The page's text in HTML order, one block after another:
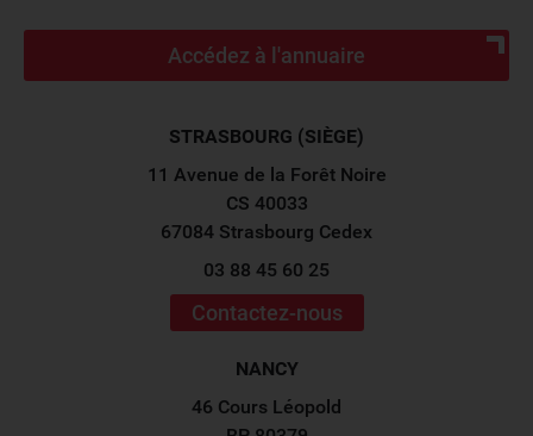
Accédez à l'annuaire
STRASBOURG (SIÈGE)
11 Avenue de la Forêt Noire
CS 40033
67084 Strasbourg Cedex
03 88 45 60 25
Contactez-nous
NANCY
46 Cours Léopold